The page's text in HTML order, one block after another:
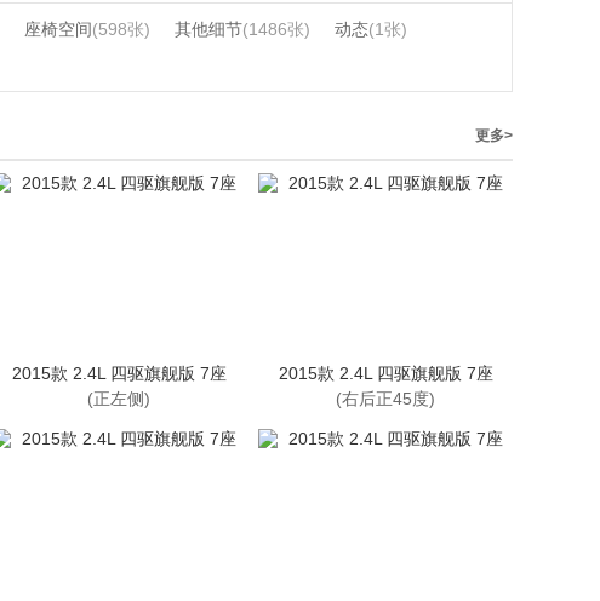
座椅空间(598张) 其他细节(1486张) 动态(1张)
更多>
2015款 2.4L 四驱旗舰版 7座
(正左侧)
2015款 2.4L 四驱旗舰版 7座
(右后正45度)